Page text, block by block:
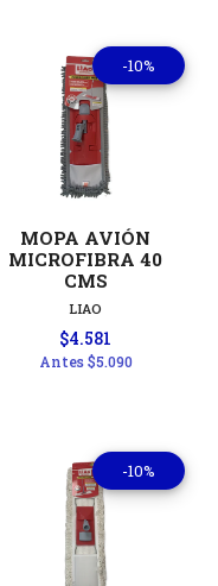
-10%
MOPA AVIÓN
MICROFIBRA 40
CMS
LIAO
$4.581
Antes$5.090
-10%